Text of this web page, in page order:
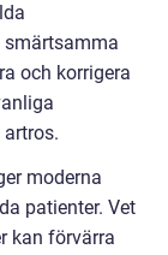
smärtsamma
och korrigera
moderna
patienter. Vet
kan förvärra